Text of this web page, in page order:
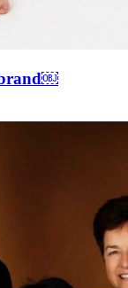
brand￼